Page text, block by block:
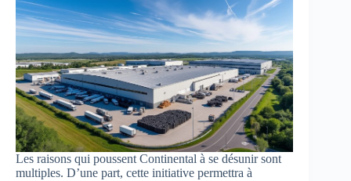
Les raisons qui poussent Continental à se désunir sont
multiples. D’une part, cette initiative permettra à